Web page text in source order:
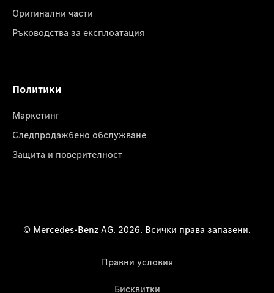
Оригинални части
Ръководства за експлоатация
Политики
Маркетинг
Следпродажбено обслужване
Защита и поверителност
© Mercedes-Benz AG. 2026. Всички права запазени.
Правни условия
Бисквитки